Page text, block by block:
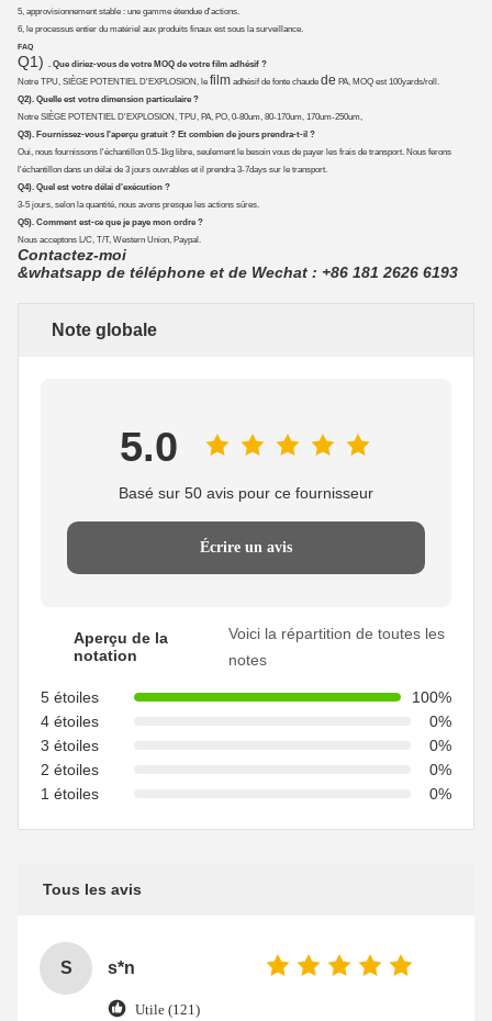
5, approvisionnement stable : une gamme étendue d'actions.
6, le processus entier du matériel aux produits finaux est sous la surveillance.
FAQ
Q1)
. Que diriez-vous de votre MOQ de votre film adhésif ?
Notre TPU, SIÈGE POTENTIEL D'EXPLOSION, le film adhésif de fonte chaude de PA, MOQ est 100yards/roll.
Q2). Quelle est votre dimension particulaire ?
Notre SIÈGE POTENTIEL D'EXPLOSION, TPU, PA, PO, 0-80um, 80-170um, 170um-250um,
Q3). Fournissez-vous l'aperçu gratuit ? Et combien de jours prendra-t-il ?
Oui, nous fournissons l'échantillon 0.5-1kg libre, seulement le besoin vous de payer les frais de transport. Nous ferons
l'échantillon dans un délai de 3 jours ouvrables et il prendra 3-7days sur le transport.
Q4). Quel est votre délai d'exécution ?
3-5 jours, selon la quantité, nous avons presque les actions sûres.
Q5). Comment est-ce que je paye mon ordre ?
Nous acceptons L/C, T/T, Western Union, Paypal.
Contactez-moi
&whatsapp de téléphone et de Wechat : +86 181 2626 6193
Note globale
5.0
Basé sur 50 avis pour ce fournisseur
Écrire un avis
Aperçu de la
notation
Voici la répartition de toutes les
notes
5 étoiles
100%
4 étoiles
0%
3 étoiles
0%
2 étoiles
0%
1 étoiles
0%
Tous les avis
S s*n
Utile (121)